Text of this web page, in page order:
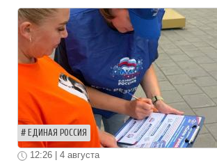
ЕДИНАЯ РОССИЯ
12:26 | 4 августа